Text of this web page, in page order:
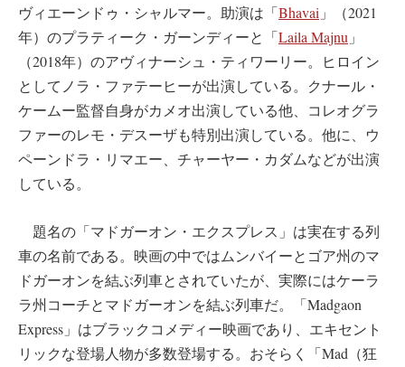
ヴィエーンドゥ・シャルマー。助演は「Bhavai 」（2021
年）のプラティーク・ガーンディーと「Laila Majnu 」
（2018年）のアヴィナーシュ・ティワーリー。ヒロイン
としてノラ・ファテーヒーが出演している。クナール・
ケームー監督自身がカメオ出演している他、コレオグラ
ファーのレモ・デスーザも特別出演している。他に、ウ
ペーンドラ・リマエー、チャーヤー・カダムなどが出演
している。
題名の「マドガーオン・エクスプレス」は実在する列
車の名前である。映画の中ではムンバイーとゴア州のマ
ドガーオンを結ぶ列車とされていたが、実際にはケーラ
ラ州コーチとマドガーオンを結ぶ列車だ。「Madgaon
Express」はブラックコメディー映画であり、エキセント
リックな登場人物が多数登場する。おそらく「Mad（狂